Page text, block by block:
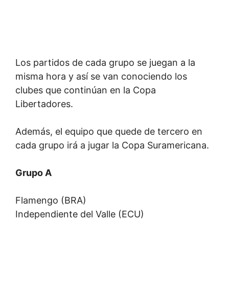
Los partidos de cada grupo se juegan a la
misma hora y así se van conociendo los
clubes que continúan en la Copa
Libertadores.
Además, el equipo que quede de tercero en
cada grupo irá a jugar la Copa Suramericana.
Grupo A
Flamengo (BRA)
Independiente del Valle (ECU)